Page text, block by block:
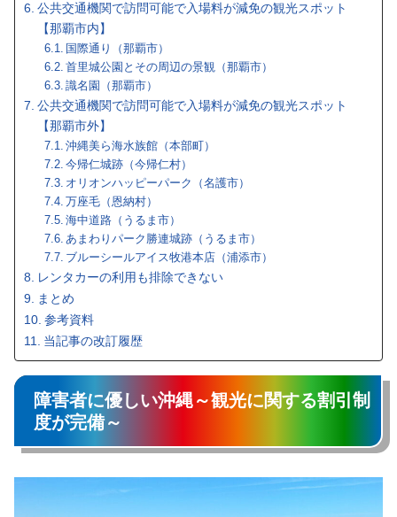
公共交通機関で訪問可能で入場料が減免の観光スポット
【那覇市内】
国際通り（那覇市）
首里城公園とその周辺の景観（那覇市）
識名園（那覇市）
公共交通機関で訪問可能で入場料が減免の観光スポット
【那覇市外】
沖縄美ら海水族館（本部町）
今帰仁城跡（今帰仁村）
オリオンハッピーパーク（名護市）
万座毛（恩納村）
海中道路（うるま市）
あまわりパーク勝連城跡（うるま市）
ブルーシールアイス牧港本店（浦添市）
レンタカーの利用も排除できない
まとめ
参考資料
当記事の改訂履歴
障害者に優しい沖縄～観光に関する割引制
度が完備～